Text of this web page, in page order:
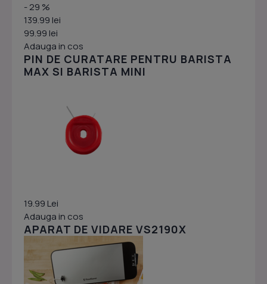
- 29 %
139.99 lei
99.99 lei
Adauga in cos
PIN DE CURATARE PENTRU BARISTA
MAX SI BARISTA MINI
19.99 Lei
Adauga in cos
APARAT DE VIDARE VS2190X